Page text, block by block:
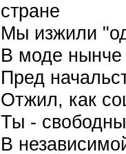
стране
Мы изжили
В моде
Пред
Отжил, как
Ты -
В